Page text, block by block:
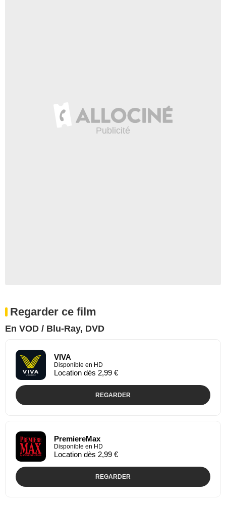
Regarder ce film
En VOD / Blu-Ray, DVD
VIVA
Disponible en HD
Location dès 2,99 €
REGARDER
PremiereMax
Disponible en HD
Location dès 2,99 €
REGARDER